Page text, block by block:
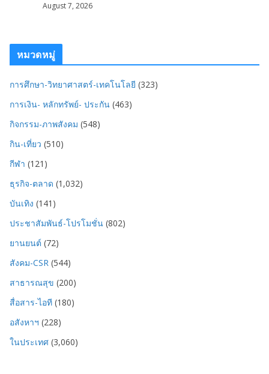
August 7, 2026
หมวดหมู่
การศึกษา-วิทยาศาสตร์-เทคโนโลยี (323)
การเงิน- หลักทรัพย์- ประกัน (463)
กิจกรรม-ภาพสังคม (548)
กิน-เที่ยว (510)
กีฬา (121)
ธุรกิจ-ตลาด (1,032)
บันเทิง (141)
ประชาสัมพันธ์-โปรโมชั่น (802)
ยานยนต์ (72)
สังคม-CSR (544)
สาธารณสุข (200)
สื่อสาร-ไอที (180)
อสังหาฯ (228)
ในประเทศ (3,060)